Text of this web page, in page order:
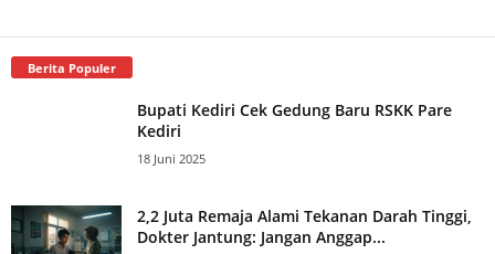
Berita Populer
Bupati Kediri Cek Gedung Baru RSKK Pare
Kediri
18 Juni 2025
2,2 Juta Remaja Alami Tekanan Darah Tinggi,
Dokter Jantung: Jangan Anggap...